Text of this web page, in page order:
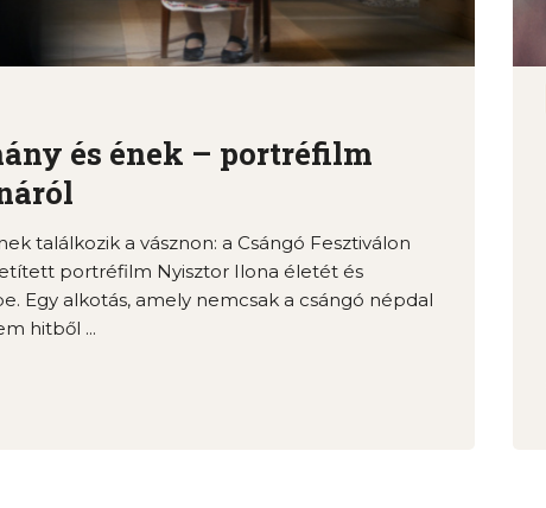
és ének – portréfilm
találkozik a vásznon: a Csángó Fesztiválon
portréfilm Nyisztor Ilona életét és
Egy alkotás, amely nemcsak a csángó népdal
hitből ...